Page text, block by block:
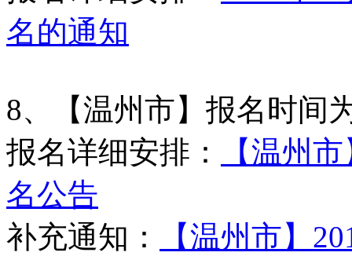
名的通知
8、【温州市】报名时间
报名详细安排：
【温州
名公告
补充通知：
【温州市】